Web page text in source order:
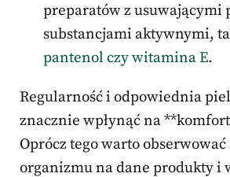
preparatów z usuwającymi
substancjami aktywnymi,
pantenol czy witamina E.
Regularność i odpowiednia
znacznie wpłynąć na
Oprócz tego warto obserwować
organizmu na dane produkty i